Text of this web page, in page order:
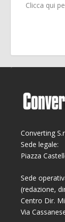
Clicca qui
Converting
Sede legale:
Piazza
Sede
(redazione,
Centro Dir.
Via